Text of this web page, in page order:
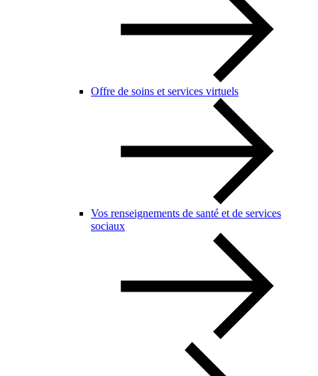
Offre de soins et services virtuels
Vos renseignements de santé et de services
sociaux